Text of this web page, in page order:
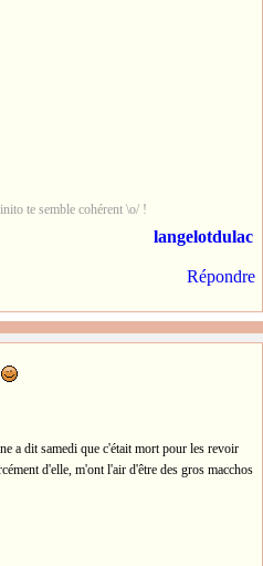
te semble cohérent \o/ !
langelotdulac
Répondre
a dit samedi que c'était mort pour les revoir
d'elle, m'ont l'air d'être des gros macchos